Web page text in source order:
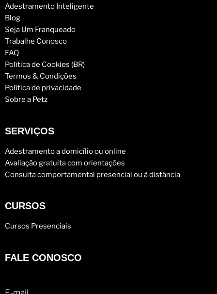
Adestramento Inteligente
Blog
Seja Um Franqueado
Trabalhe Conosco
FAQ
Política de Cookies (BR)
Termos & Condições
Política de privacidade
Sobre a Petz
SERVIÇOS
Adestramento a domicílio ou online
Avaliação gratuita com orientações
Consulta comportamental presencial ou à distância
CURSOS
Cursos Presenciais
FALE CONOSCO